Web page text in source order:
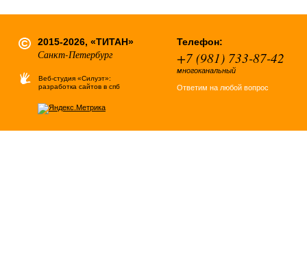
2015-2026, «ТИТАН»
Санкт-Петербург
Веб-студия «Силуэт»:
разработка сайтов в спб
Телефон:
+7 (981) 733-87-42
многоканальный
Ответим на любой вопрос